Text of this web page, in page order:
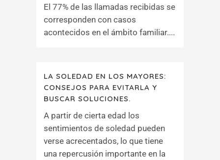
El 77% de las llamadas recibidas se
corresponden con casos
acontecidos en el ámbito familiar....
LA SOLEDAD EN LOS MAYORES:
CONSEJOS PARA EVITARLA Y
BUSCAR SOLUCIONES.
A partir de cierta edad los
sentimientos de soledad pueden
verse acrecentados, lo que tiene
una repercusión importante en la